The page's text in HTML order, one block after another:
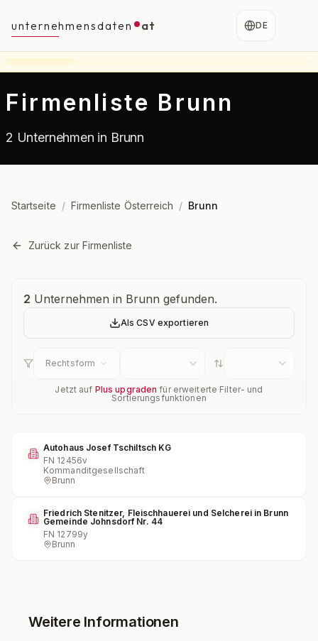
unternehmensdaten at DE
Firmenliste Brunn
2 Unternehmen in Brunn
Startseite / Firmenliste Österreich / Brunn
Zurück zur Firmenliste
Unternehmensübersicht
2 Unternehmen in Brunn gefunden.
Als CSV exportieren
Rechtsform
Jetzt auf Plus upgraden für erweiterte Filter- und
Sortierungsfunktionen
Autohaus Josef Tschiltsch KG
FN 12456v
Kommanditgesellschaft
Brunn
Friedrich Stenitzer, Fleischhauerei und Selcherei in Brunn
Gemeinde Johnsdorf Nr. 44
FN 12799y
Brunn
Weitere Informationen